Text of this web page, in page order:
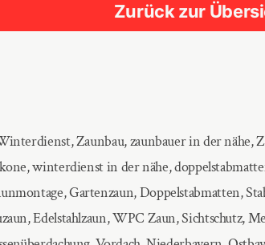
Zurück zur
Zaunbau, zaunbauer in der nähe,
winterdienst in der nähe,
Gartenzaun, Doppelstabmatten,
Edelstahlzaun, WPC Zaun, Sichtschutz,